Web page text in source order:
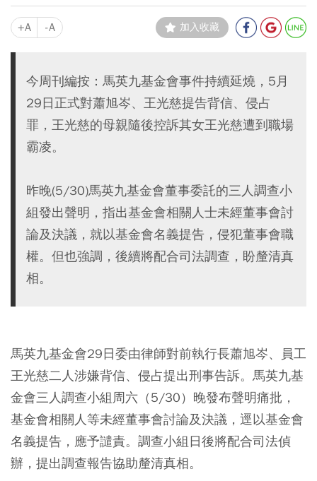
+A -A 加入收藏
今周刊編按：馬英九基金會事件持續延燒，5月
29日正式對蕭旭岑、王光慈提告背信、侵占
罪，王光慈的母親隨後控訴其女王光慈遭到職場
霸凌。
昨晚(5/30)馬英九基金會董事委託的三人調查小
組發出聲明，指出基金會相關人士未經董事會討
論及決議，就以基金會名義提告，侵犯董事會職
權。但也強調，後續將配合司法調查，盼釐清真
相。
馬英九基金會29日委由律師對前執行長蕭旭岑、員工
王光慈二人涉嫌背信、侵占提出刑事告訴。馬英九基
金會三人調查小組周六（5/30）晚發布聲明痛批，
基金會相關人等未經董事會討論及決議，逕以基金會
名義提告，應予譴責。調查小組日後將配合司法偵
辦，提出調查報告協助釐清真相。